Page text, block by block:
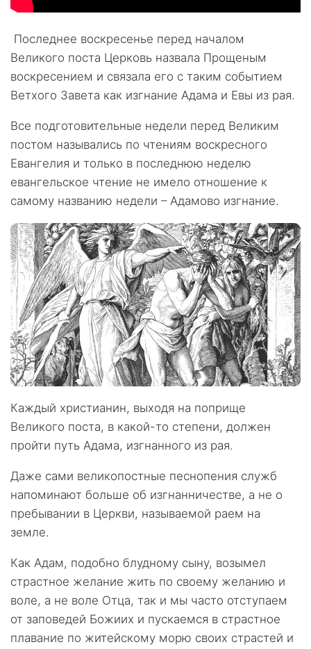
Последнее воскресенье перед началом
Великого поста Церковь назвала Прощеным
воскресением и связала его с таким событием
Ветхого Завета как изгнание Адама и Евы из рая.
Все подготовительные недели перед Великим
постом назывались по чтениям воскресного
Евангелия и только в последнюю неделю
евангельское чтение не имело отношение к
самому названию недели – Адамово изгнание.
Каждый христианин, выходя на поприще
Великого поста, в какой-то степени, должен
пройти путь Адама, изгнанного из рая.
Даже сами великопостные песнопения служб
напоминают больше об изгнанничестве, а не о
пребывании в Церкви, называемой раем на
земле.
Как Адам, подобно блудному сыну, возымел
страстное желание жить по своему желанию и
воле, а не воле Отца, так и мы часто отступаем
от заповедей Божиих и пускаемся в страстное
плавание по житейскому морю своих страстей и